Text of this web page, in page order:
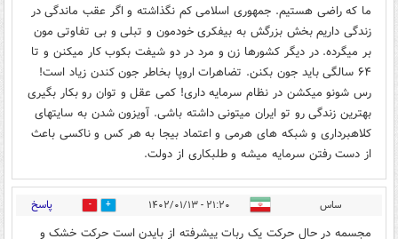
ما که راضی هستیم. جمهوری اسلامی کم نگذاشته و اگر عقب ماندگی در
زندگی داریم بخش بزرگش به بیفکری خودمون و تبلی و بی تفاوتی مون
بر میگرده. در دیگر کشورها زن و مرد در دو شیفت بکوب کار میکنن و تا
۶۴ سالگی باید جون بکنن. تضاهرات اروپا بخاطر جون کندن زیاد است!
رس شونو میکشن در نظام سرمایه داری! کمی عقل و توان رو بکار بگیری
بهترین زندگی رو تو ایران میتونی داشته باشی. آویزون شدن به سایتهای
کلاهبرداری و شبکه های هرمی و اعتماد بیجا به هر کس و ناکسی باعث
از دست رفتن سرمایه میشه و طلبکاری از دولت.
ساس ۲۱:۲۰ - ۱۴۰۲/۰۱/۱۳ 0 پاسخ
مجسمه در حال حرکت یک ربات پیشرفته از بایدن است حرکت خشک و